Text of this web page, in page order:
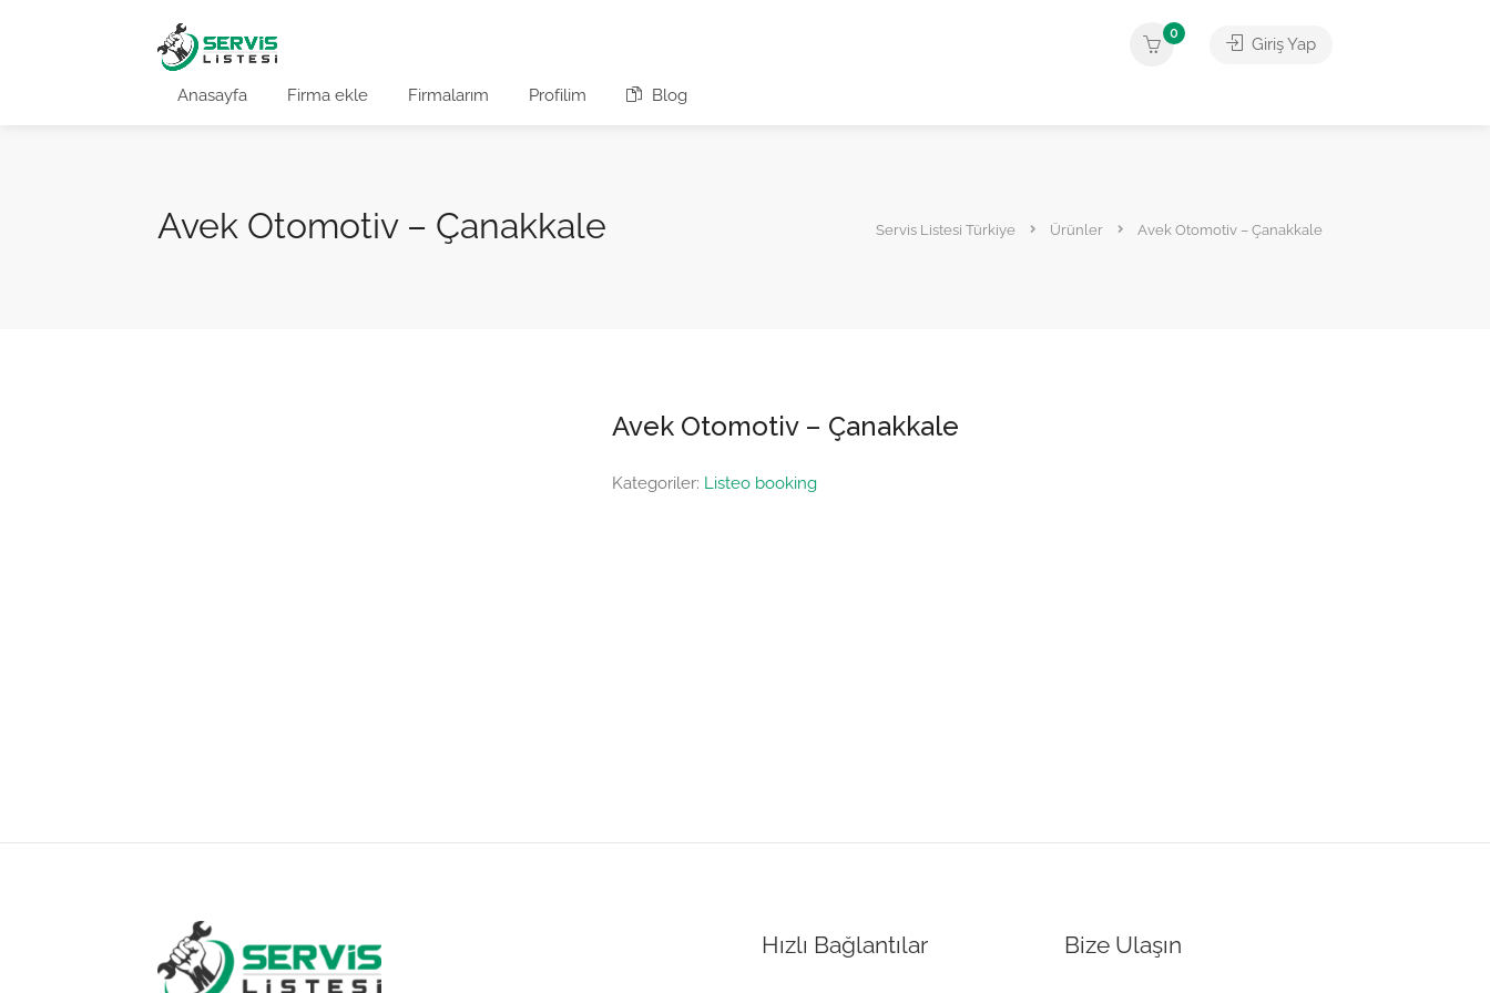
Anasayfa Firma ekle Firmalarım Profilim Blog
0
Giriş Yap
Avek Otomotiv – Çanakkale Servis Listesi Türkiye Ürünler Avek Otomotiv – Çanakkale
Avek Otomotiv – Çanakkale
Kategoriler: Listeo booking
Hızlı Bağlantılar Bize Ulaşın